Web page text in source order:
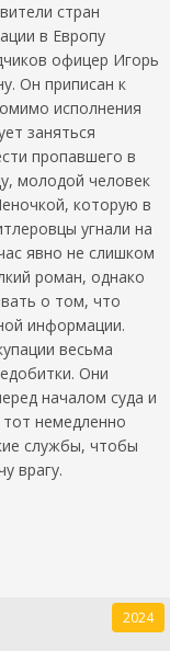
стран
в Европу
офицер Игорь
Он приписан к
исполнения
заняться
пропавшего в
молодой человек
которую в
угнали на
явно не слишком
роман, однако
о том, что
информации.
весьма
Они
началом суда и
тот немедленно
службы, чтобы
врагу.
2024